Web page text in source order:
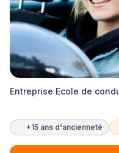
Entreprise Ecole de
+15 ans d'ancienneté